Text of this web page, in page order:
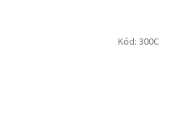
Kód: 300C